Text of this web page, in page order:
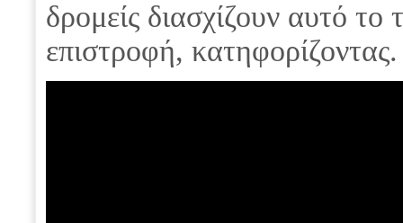
δρομείς διασχίζουν αυτό
επιστροφή, κατηφορίζοντας.